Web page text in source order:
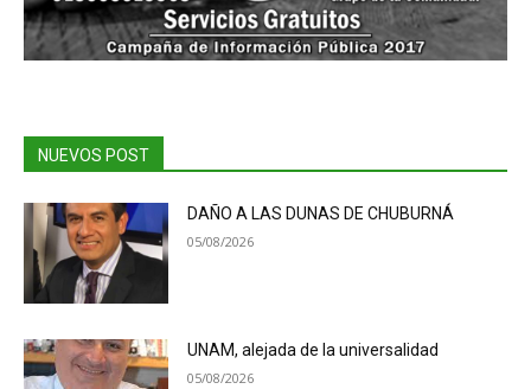
NUEVOS POST
DAÑO A LAS DUNAS DE CHUBURNÁ
05/08/2026
UNAM, alejada de la universalidad
05/08/2026